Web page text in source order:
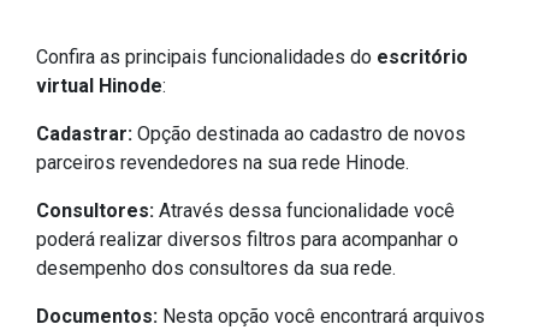
Confira as principais funcionalidades do escritório
virtual Hinode:
Cadastrar: Opção destinada ao cadastro de novos
parceiros revendedores na sua rede Hinode.
Consultores: Através dessa funcionalidade você
poderá realizar diversos filtros para acompanhar o
desempenho dos consultores da sua rede.
Documentos: Nesta opção você encontrará arquivos